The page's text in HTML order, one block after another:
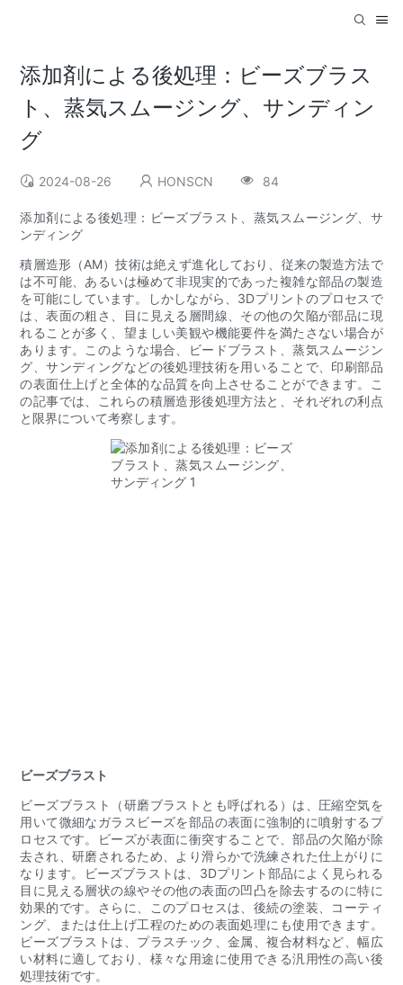
添加剤による後処理：ビーズブラス
ト、蒸気スムージング、サンディン
グ
2024-08-26 HONSCN 84
添加剤による後処理：ビーズブラスト、蒸気スムージング、サ
ンディング
積層造形（AM）技術は絶えず進化しており、従来の製造方法で
は不可能、あるいは極めて非現実的であった複雑な部品の製造
を可能にしています。しかしながら、3Dプリントのプロセスで
は、表面の粗さ、目に見える層間線、その他の欠陥が部品に現
れることが多く、望ましい美観や機能要件を満たさない場合が
あります。このような場合、ビードブラスト、蒸気スムージン
グ、サンディングなどの後処理技術を用いることで、印刷部品
の表面仕上げと全体的な品質を向上させることができます。こ
の記事では、これらの積層造形後処理方法と、それぞれの利点
と限界について考察します。
ビーズブラスト
ビーズブラスト（研磨ブラストとも呼ばれる）は、圧縮空気を
用いて微細なガラスビーズを部品の表面に強制的に噴射するプ
ロセスです。ビーズが表面に衝突することで、部品の欠陥が除
去され、研磨されるため、より滑らかで洗練された仕上がりに
なります。ビーズブラストは、3Dプリント部品によく見られる
目に見える層状の線やその他の表面の凹凸を除去するのに特に
効果的です。さらに、このプロセスは、後続の塗装、コーティ
ング、または仕上げ工程のための表面処理にも使用できます。
ビーズブラストは、プラスチック、金属、複合材料など、幅広
い材料に適しており、様々な用途に使用できる汎用性の高い後
処理技術です。